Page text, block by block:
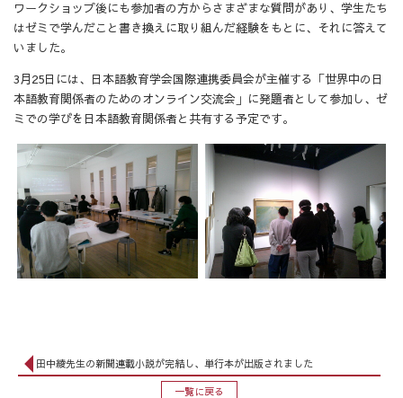
ワークショップ後にも参加者の方からさまざまな質問があり、学生たち
はゼミで学んだこと書き換えに取り組んだ経験をもとに、それに答えて
いました。
3月25日には、日本語教育学会国際連携委員会が主催する「世界中の日
本語教育関係者のためのオンライン交流会」に発題者として参加し、ゼ
ミでの学びを日本語教育関係者と共有する予定です。
田中綾先生の新聞連載小説が完結し、単行本が出版されました
一覧に戻る